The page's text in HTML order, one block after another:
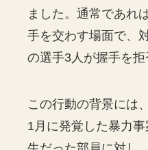
ました。通常であれ
手を交わす場面で、
の選手3人が握手を拒
この行動の背景には
1月に発覚した暴力